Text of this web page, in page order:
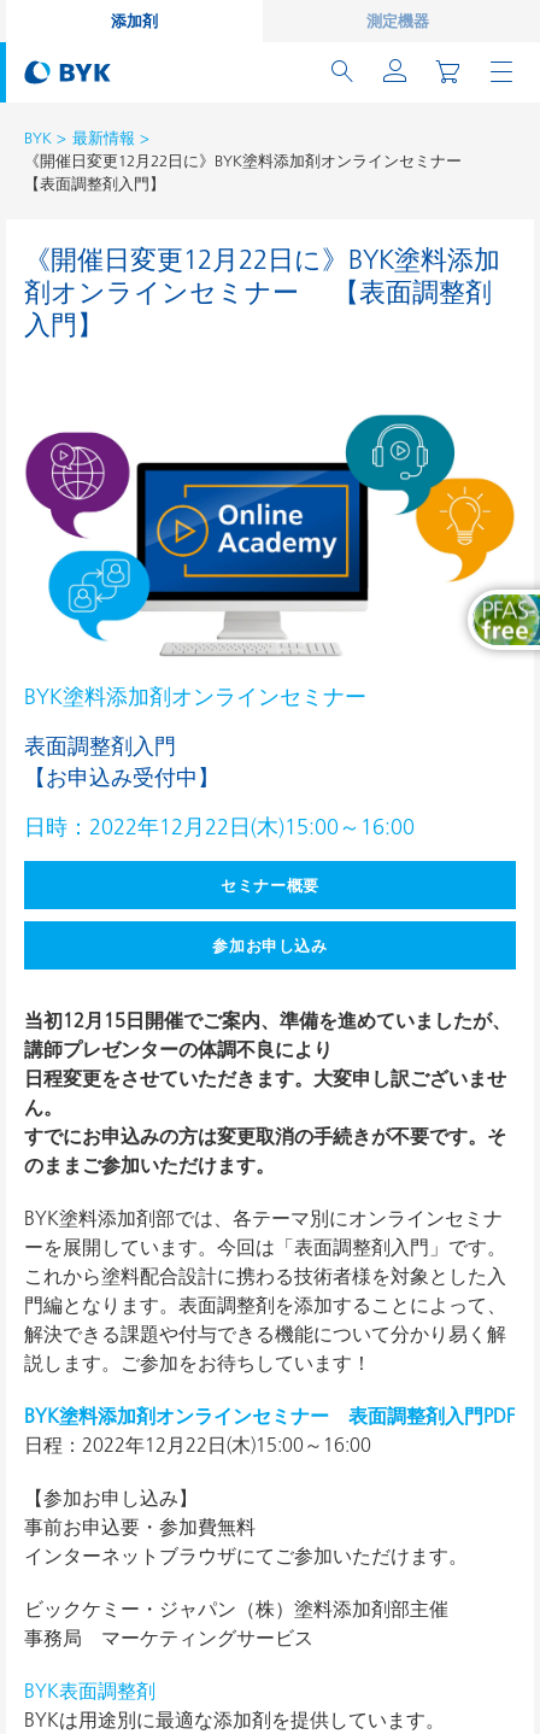
添加剤 測定機器
BYK
最新情報
《開催日変更12月22日に》BYK塗料添加剤オンラインセミナー
【表面調整剤入門】
《開催日変更12月22日に》BYK塗料添加
剤オンラインセミナー 【表面調整剤
入門】
BYK塗料添加剤オンラインセミナー
表面調整剤入門
【お申込み受付中】
日時：2022年12月22日(木)15:00～16:00
セミナー概要
参加お申し込み
当初12月15日開催でご案内、準備を進めていましたが、
講師プレゼンターの体調不良により
日程変更をさせていただきます。大変申し訳ございませ
ん。
すでにお申込みの方は変更取消の手続きが不要です。そ
のままご参加いただけます。
BYK塗料添加剤部では、各テーマ別にオンラインセミナ
ーを展開しています。今回は「表面調整剤入門」です。
これから塗料配合設計に携わる技術者様を対象とした入
門編となります。表面調整剤を添加することによって、
解決できる課題や付与できる機能について分かり易く解
説します。ご参加をお待ちしています！
BYK塗料添加剤オンラインセミナー 表面調整剤入門PDF
日程：2022年12月22日(木)15:00～16:00
【参加お申し込み】
事前お申込要・参加費無料
インターネットブラウザにてご参加いただけます。
ビックケミー・ジャパン（株）塗料添加剤部主催
事務局 マーケティングサービス
BYK表面調整剤
BYKは用途別に最適な添加剤を提供しています。